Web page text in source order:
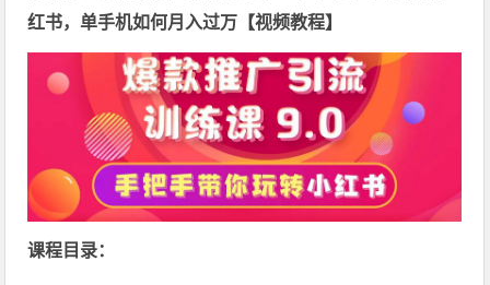
红书，单手机如何月入过万【视频教程】
课程目录：